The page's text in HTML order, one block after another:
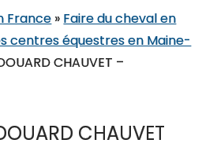
France » Faire du cheval en
centres équestres en Maine-
CHAUVET –
CHAUVET